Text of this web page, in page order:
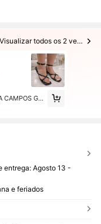
Visualizar todos os 2 vendedores
THALYTA CAMPOS GARCIA
entrega: Agosto 13 -
e feriados